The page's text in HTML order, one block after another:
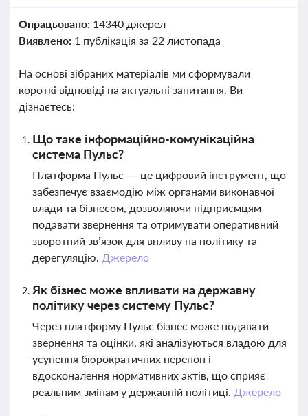
Опрацьовано: 14340 джерел
Виявлено: 1 публікація за 22 листопада
На основі зібраних матеріалів ми сформували
короткі відповіді на актуальні запитання. Ви
дізнаєтесь:
Що таке інформаційно-комунікаційна
система Пульс?
Платформа Пульс — це цифровий інструмент, що
забезпечує взаємодію між органами виконавчої
влади та бізнесом, дозволяючи підприємцям
подавати звернення та отримувати оперативний
зворотний зв’язок для впливу на політику та
дерегуляцію. Джерело
Як бізнес може впливати на державну
політику через систему Пульс?
Через платформу Пульс бізнес може подавати
звернення та оцінки, які аналізуються владою для
усунення бюрократичних перепон і
вдосконалення нормативних актів, що сприяє
реальним змінам у державній політиці. Джерело